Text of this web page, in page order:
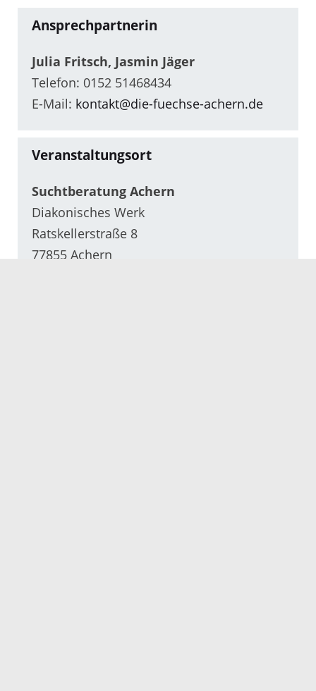
Ansprechpartnerin
Julia Fritsch, Jasmin Jäger
Telefon: 0152 51468434
E-Mail: kontakt@die-fuechse-achern.de
Veranstaltungsort
Suchtberatung Achern
Diakonisches Werk
Ratskellerstraße 8
77855 Achern